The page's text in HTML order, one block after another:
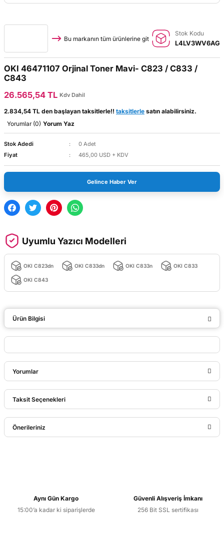
Bu markanın tüm ürünlerine git
Stok Kodu
L4LV3WV6AG
OKI 46471107 Orjinal Toner Mavi- C823 / C833 /
C843
26.565,54 TL Kdv Dahil
2.834,54 TL den başlayan taksitlerle!! taksitlerle satın alabilirsiniz.
Yorumlar (0) Yorum Yaz
Stok Adedi
0 Adet
Fiyat
465,00 USD + KDV
Gelince Haber Ver
Uyumlu Yazıcı Modelleri
OKI C823dn OKI C833dn OKI C833n OKI C833
OKI C843
Ürün Bilgisi
Yorumlar
Bu ürüne ilk yorumu siz yapın!
Taksit Seçenekleri
Önerileriniz
Ürün resmi kalitesiz, bozuk veya görüntülenemiyor.
Aynı Gün Kargo
15:00’a kadar ki siparişlerde
Güvenli Alışveriş İmkanı
256 Bit SSL sertifikası